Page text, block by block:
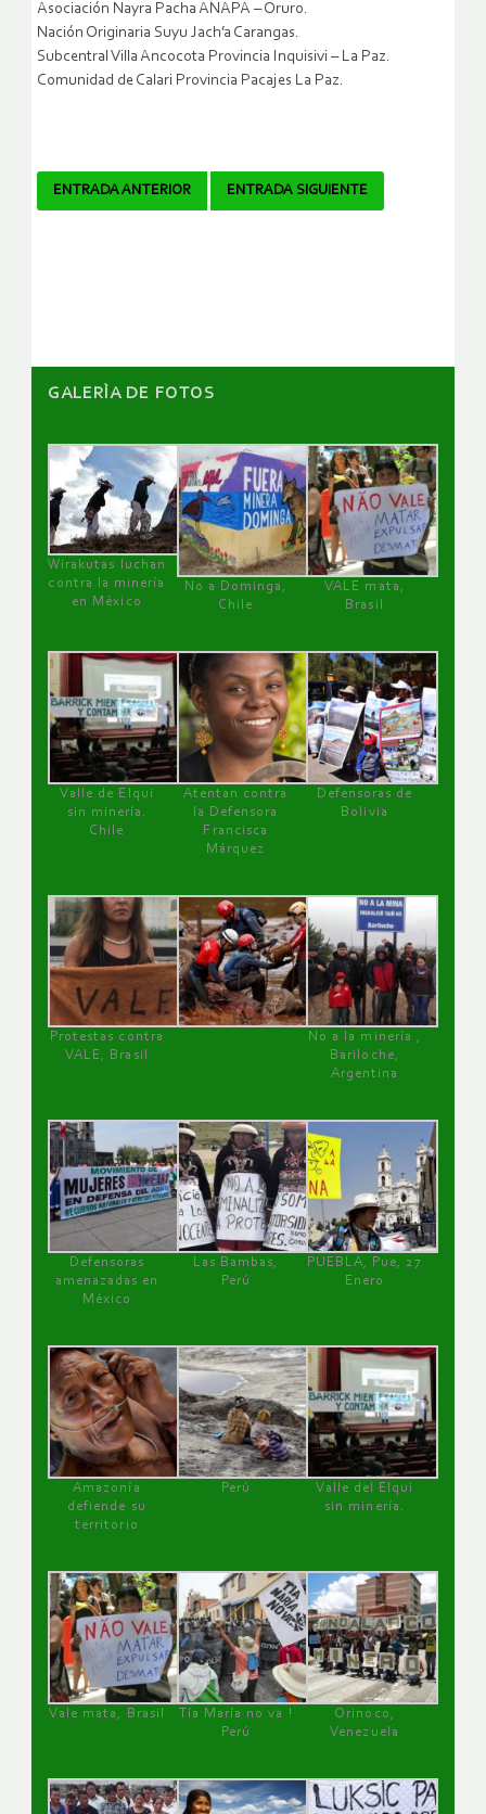
Asociación Nayra Pacha ANAPA – Oruro.
Nación Originaria Suyu Jach’a Carangas.
Subcentral Villa Ancocota Provincia Inquisivi – La Paz.
Comunidad de Calari Provincia Pacajes La Paz.
Navegador
ENTRADA ANTERIOR ENTRADA SIGUIENTE
GALERÌA DE FOTOS
Wirakutas luchan
contra la minería
en México
No a Dominga,
Chile
VALE mata,
Brasil
Valle de Elqui
sin minería.
Chile
Atentan contra
la Defensora
Francisca
Márquez
Defensoras de
Bolivia
Protestas contra
VALE, Brasil
No a la minería ,
Bariloche,
Argentina
Defensoras
amenazadas en
México
Las Bambas,
Perú
PUEBLA, Pue, 27
Enero
Amazonía
defiende su
territorio
Perú
Valle del Elqui
sin minería.
Vale mata, Brasil
Tía María no va !
Perú
Orinoco,
Venezuela